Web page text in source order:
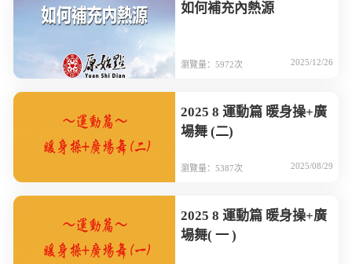
如何補充內熱源
瀏覽量：5972次 2025/12/26
2025 8 運動篇 暖身操+廣
場舞 (二)
瀏覽量：5387次 2025/08/29
2025 8 運動篇 暖身操+廣
場舞( 一 )